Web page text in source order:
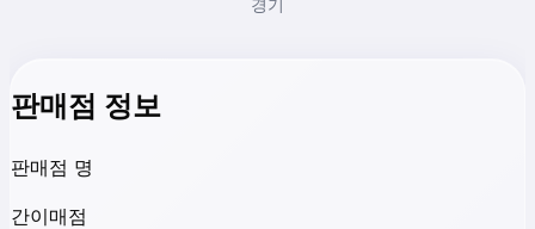
경기
판매점 정보
판매점 명
간이매점